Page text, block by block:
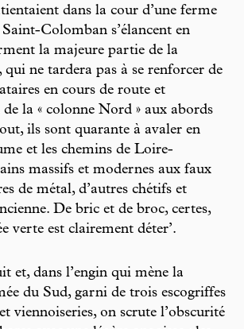
dans la cour d’une ferme
Colomban s’élancent en
la majeure partie de la
qui ne tardera pas à se renforcer de
en cours de route et
la « colonne Nord » aux abords
ils sont quarante à avaler en
et les chemins de Loire-
massifs et modernes aux faux
de métal, d’autres chétifs et
De bric et de broc, certes,
verte est clairement déter’.
et, dans l’engin qui mène la
du Sud, garni de trois escogriffes
viennoiseries, on scrute l’obscurité